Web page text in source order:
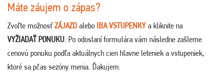
Máte záujem o zápas?
Zvoľte možnosťZÁJAZD alebo IBA VSTUPENKY a kliknite na
VYŽIADAŤ PONUKU. Po odoslaní formulára vám následne zašleme
cenovú ponuku podľa aktuálnych cien hlavne leteniek a vstupeniek,
ktoré sa pčas sezóny menia. Ďakujem.